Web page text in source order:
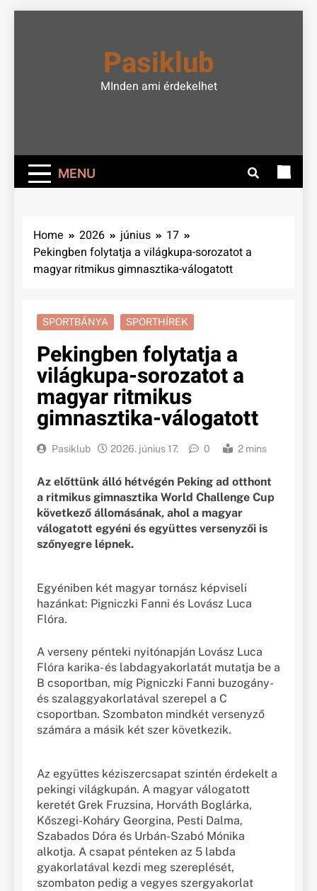
Pasiklub
MInden ami érdekelhet
MENU
Home 2026 június
17
Pekingben folytatja a világkupa-sorozatot a
magyar ritmikus gimnasztika-válogatott
SPORTBÁNYA SPORTHÍREK
Pekingben folytatja a
világkupa-sorozatot a
magyar ritmikus
gimnasztika-válogatott
Pasiklub 2026. június 17. 0 2 mins
Az előttünk álló hétvégén Peking ad otthont
a ritmikus gimnasztika World Challenge Cup
következő állomásának, ahol a magyar
válogatott egyéni és együttes versenyzői is
szőnyegre lépnek.
Egyéniben két magyar tornász képviseli
hazánkat: Pigniczki Fanni és Lovász Luca
Flóra.
A verseny pénteki nyitónapján Lovász Luca
Flóra karika- és labdagyakorlatát mutatja be a
B csoportban, míg Pigniczki Fanni buzogány-
és szalaggyakorlatával szerepel a C
csoportban. Szombaton mindkét versenyző
számára a másik két szer következik.
Az együttes kéziszercsapat szintén érdekelt a
pekingi világkupán. A magyar válogatott
keretét Grek Fruzsina, Horváth Boglárka,
Kőszegi-Koháry Georgina, Pesti Dalma,
Szabados Dóra és Urbán-Szabó Mónika
alkotja. A csapat pénteken az 5 labda
gyakorlatával kezdi meg szereplését,
szombaton pedig a vegyes szergyakorlat